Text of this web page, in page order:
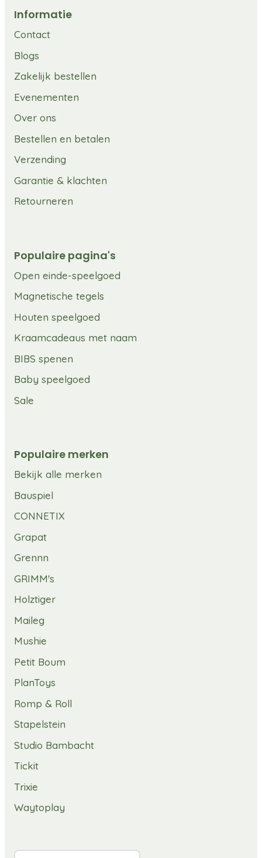
Informatie
Contact
Blogs
Zakelijk bestellen
Evenementen
Over ons
Bestellen en betalen
Verzending
Garantie & klachten
Retourneren
Populaire pagina's
Open einde-speelgoed
Magnetische tegels
Houten speelgoed
Kraamcadeaus met naam
BIBS spenen
Baby speelgoed
Sale
Populaire merken
Bekijk alle merken
Bauspiel
CONNETIX
Grapat
Grennn
GRIMM's
Holztiger
Maileg
Mushie
Petit Boum
PlanToys
Romp & Roll
Stapelstein
Studio Bambacht
Tickit
Trixie
Waytoplay